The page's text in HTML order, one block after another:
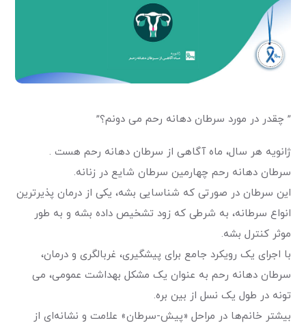
” چقدر در مورد سرطان دهانه رحم می دونم؟”
ژانویه هر سال، ماه آگاهی از سرطان دهانه رحم هست .
سرطان دهانه رحم چهارمین سرطان شایع در زنانه.
این سرطان در صورتی که شناسایی بشه، یکی از درمان پذیرترین
انواع سرطانه، به شرطی که زود تشخیص داده بشه و به طور
موثر کنترل بشه.
با اجرای یک رویکرد جامع برای پیشگیری، غربالگری و درمان،
سرطان دهانه رحم به عنوان یک مشکل بهداشت عمومی، می
تونه در طول یک نسل از بین بره.
بیشتر خانم‌ها در مراحل «پیش-سرطان» علامت و نشانه‌ای از